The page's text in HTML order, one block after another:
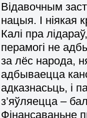
Відавочным
нацыя. І ніякая
Калі пра
перамогі не
за лёс народа,
адбываецца
адказнасьць, і
з’яўляецца –
Фінансаваньне